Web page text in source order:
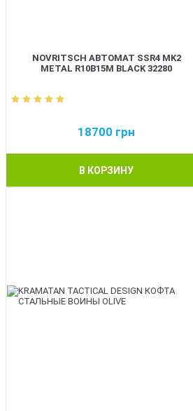
NOVRITSCH АВТОМАТ SSR4 MK2
METAL R10B15M BLACK 32280
18700 грн
В КОРЗИНУ